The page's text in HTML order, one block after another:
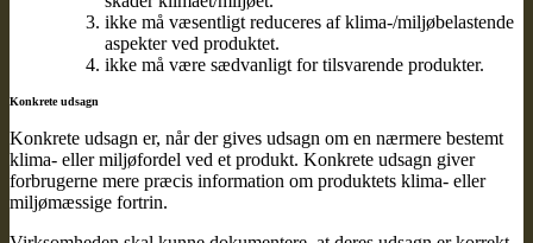
ikke må væsentligt reduceres af klima-/miljøbelastende
aspekter ved produktet.
ikke må være sædvanligt for tilsvarende produkter.
Konkrete udsagn
Konkrete udsagn er, når der gives udsagn om en nærmere bestemt
klima- eller miljøfordel ved et produkt. Konkrete udsagn giver
forbrugerne mere præcis information om produktets klima- eller
miljømæssige fortrin.